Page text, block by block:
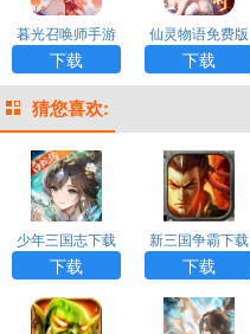
暮光召唤师手游
最新版
下载
仙灵物语免费版
下载
猜您喜欢:
少年三国志下载
下载
新三国争霸下载
下载